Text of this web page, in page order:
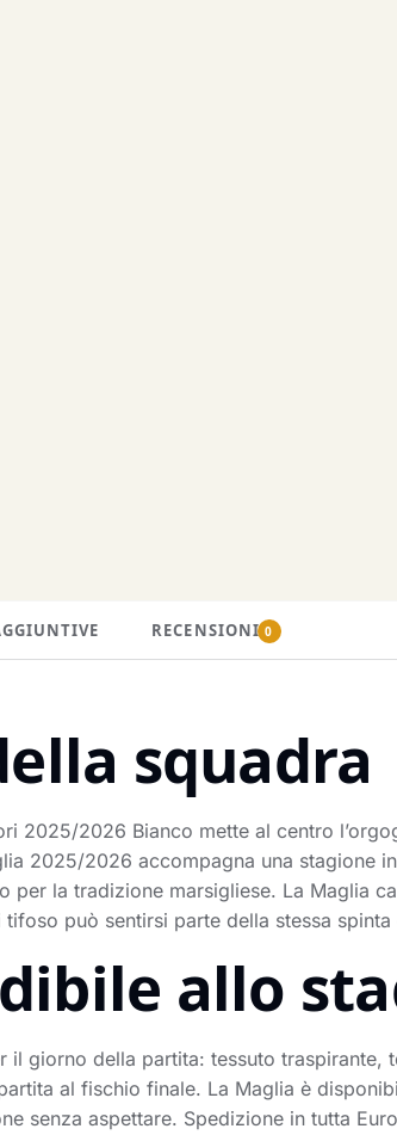
RECENSIONI 0
squadra
2025/2026 Bianco mette al centro
2025/2026 accompagna una stagione
per la tradizione marsigliese. La Maglia
può sentirsi parte della stessa
allo
il giorno della partita: tessuto traspirante,
al fischio finale. La Maglia è
senza aspettare. Spedizione in tutta